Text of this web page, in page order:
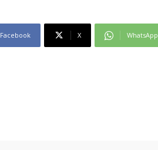
Facebook X WhatsApp